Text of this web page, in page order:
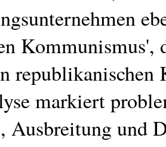
Kommunismus',
markiert
Ausbreitung und